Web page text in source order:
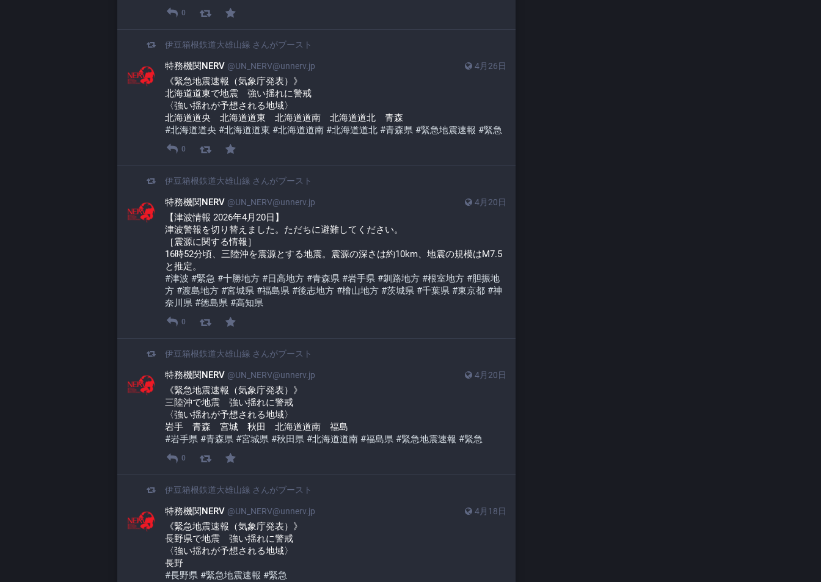
0
伊豆箱根鉄道大雄山線 さんがブースト
4月26日
特務機関NERV @UN_NERV@unnerv.jp
《緊急地震速報（気象庁発表）》
北海道道東で地震　強い揺れに警戒
〈強い揺れが予想される地域〉
北海道道央　北海道道東　北海道道南　北海道道北　青森
#北海道道央 #北海道道東 #北海道道南 #北海道道北 #青森県 #緊急地震速報 #緊急
0
伊豆箱根鉄道大雄山線 さんがブースト
4月20日
特務機関NERV @UN_NERV@unnerv.jp
【津波情報 2026年4月20日】
津波警報を切り替えました。ただちに避難してください。
［震源に関する情報］
16時52分頃、三陸沖を震源とする地震。震源の深さは約10km、地震の規模はM7.5
と推定。
#津波 #緊急 #十勝地方 #日高地方 #青森県 #岩手県 #釧路地方 #根室地方 #胆振地
方 #渡島地方 #宮城県 #福島県 #後志地方 #檜山地方 #茨城県 #千葉県 #東京都 #神
奈川県 #徳島県 #高知県
0
伊豆箱根鉄道大雄山線 さんがブースト
4月20日
特務機関NERV @UN_NERV@unnerv.jp
《緊急地震速報（気象庁発表）》
三陸沖で地震　強い揺れに警戒
〈強い揺れが予想される地域〉
岩手　青森　宮城　秋田　北海道道南　福島
#岩手県 #青森県 #宮城県 #秋田県 #北海道道南 #福島県 #緊急地震速報 #緊急
0
伊豆箱根鉄道大雄山線 さんがブースト
4月18日
特務機関NERV @UN_NERV@unnerv.jp
《緊急地震速報（気象庁発表）》
長野県で地震　強い揺れに警戒
〈強い揺れが予想される地域〉
長野
#長野県 #緊急地震速報 #緊急